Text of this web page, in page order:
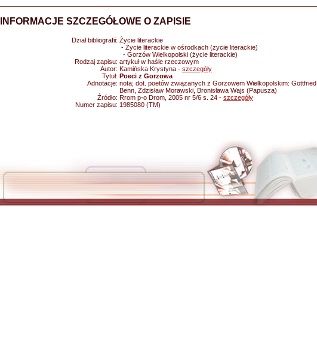
INFORMACJE SZCZEGÓŁOWE O ZAPISIE
Dział bibliografii: Życie literackie
- Życie literackie w ośrodkach (życie literackie)
- Gorzów Wielkopolski (życie literackie)
Rodzaj zapisu: artykuł w haśle rzeczowym
Autor: Kamińska Krystyna - szczegóły
Tytuł: Poeci z Gorzowa
Adnotacje: nota; dot. poetów związanych z Gorzowem Wielkopolskim: Gottfried
Benn, Zdzisław Morawski, Bronisława Wajs (Papusza)
Źródło: Rrom p-o Drom, 2005 nr 5/6 s. 24 - szczegóły
Numer zapisu: 1985080 (TM)